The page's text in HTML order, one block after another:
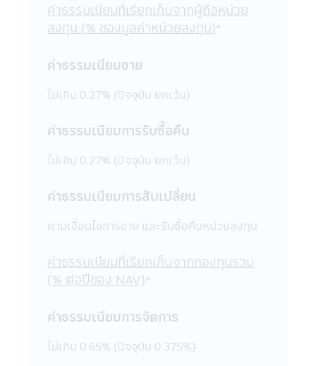
แอปพลิเคชันผ่านโทรศัพท์มือถือที่ร่วมกิจกรรม
กับบริษัท
ในแอปพลิเคชันผ่านโทรศัพท์มือถือนี้ โดยห้ามมิ
แก้ไขด้วยวิธีการใดๆ ไม่ว่าทั้งหมด หรือบางส่วน
เว้นแต่จะได้รับอนุญาตเป็นลายลักษณ์อักษร
บริหารรวมถึงพนักงานเจ้าหน้าที่ของบริษัท
เสียหายทุกกรณี อันเกิดขึ้นจากการที่บุคคลอื่น
กระทำโดยเจตนา หรือโดยมิได้รับอนุญาตจาก
บริษัทจัดการ แก้ไข เปลี่ยนแปลง รายงาน
ข้อความ ข้อมูล เอกสาร หรือสื่อใดๆ ใน
แอปพลิเคชันผ่านโทรศัพท์มือถือนี้ และรายงาน
ข้อความ ข้อมูล เอกสาร หรือสื่อใดๆ ใน
แอปพลิเคชันผ่านโทรศัพท์มือถือนี้ได้เผยแพร่
ทั่วไปในประการที่อาจจะทำให้เกิดความเข้าใจ
หรือชื่อเสียงของบริษัทจัดการ หรือ บุคคลอื่น
ค่าธรรมเนียมที่เรียกเก็บจากผู้ถือหน่วย
ลงทุน (% ของมูลค่าหน่วยลงทุน)*
ค่าธรรมเนียมขาย
ไม่เกิน 0.27% (ปัจจุบัน ยกเว้น)
ค่าธรรมเนียมการรับซื้อคืน
ไม่เกิน 0.27% (ปัจจุบัน ยกเว้น)
ค่าธรรมเนียมการสับเปลี่ยน
ตามเงื่อนไขการขาย และรับซื้อคืนหน่วยลงทุน
ค่าธรรมเนียมที่เรียกเก็บจากกองทุนรวม
(% ต่อปีของ NAV)*
ค่าธรรมเนียมการจัดการ
ไม่เกิน 0.65% (ปัจจุบัน 0.375%)